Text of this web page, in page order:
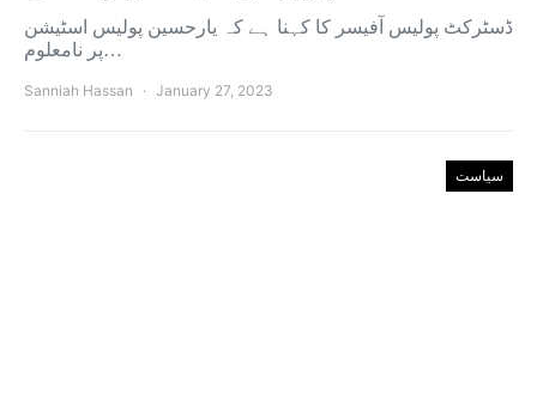
ڈسٹرکٹ پولیس آفیسر کا کہنا ہے کہ یارحسین پولیس اسٹیشن
پر نامعلوم…
Sanniah Hassan January 27, 2023
سیاست